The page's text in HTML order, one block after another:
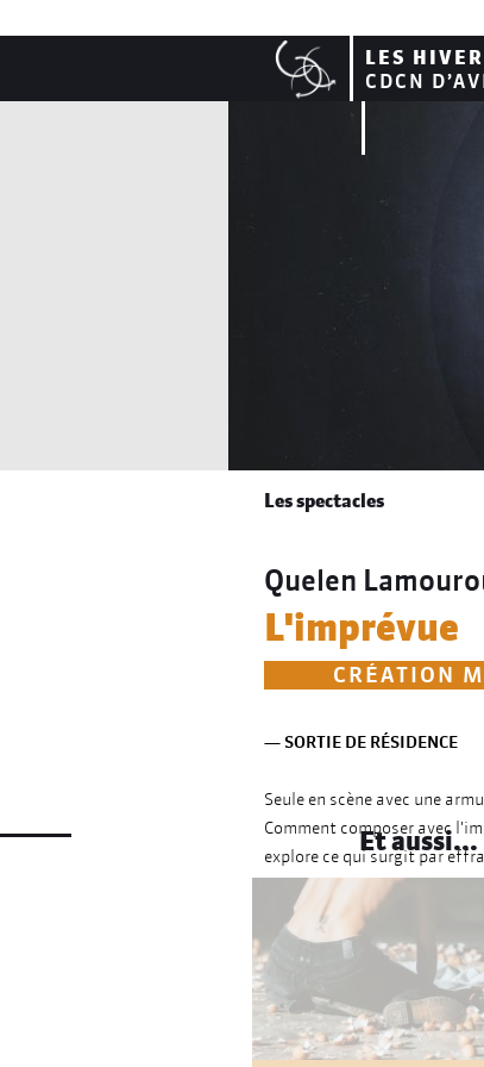
LES
CDCN
Les spectacles
Quelen
L'imprévue
CRÉATION
— SORTIE DE RÉSIDENCE
Seule en scène avec une
Comment composer avec
explore ce qui surgit par
théâtre physique, elle
Le corps cherche son
sonorités métalliques de
Un solo habité de multiples
et vertige, elle interroge : à
Une odyssée poétique sur
Et aussi...